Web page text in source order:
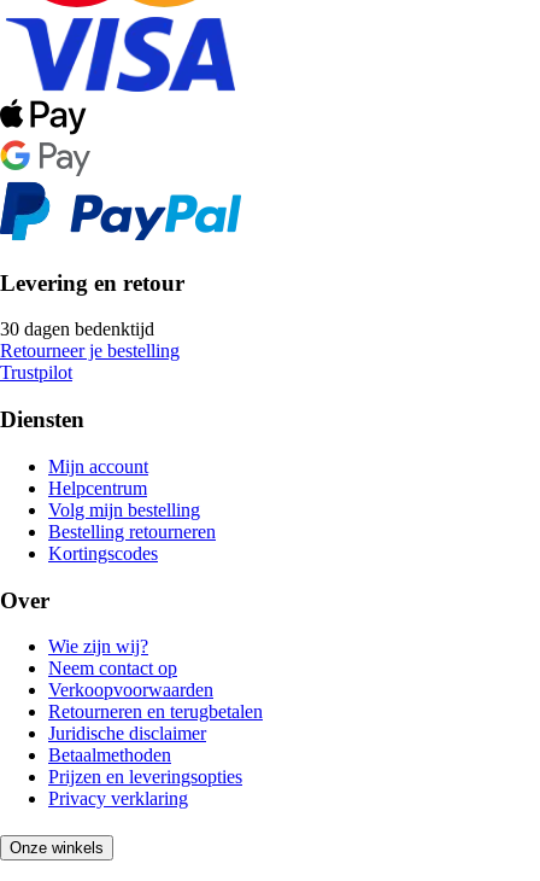
Levering en retour
30 dagen bedenktijd
Retourneer je bestelling
Trustpilot
Diensten
Mijn account
Helpcentrum
Volg mijn bestelling
Bestelling retourneren
Kortingscodes
Over
Wie zijn wij?
Neem contact op
Verkoopvoorwaarden
Retourneren en terugbetalen
Juridische disclaimer
Betaalmethoden
Prijzen en leveringsopties
Privacy verklaring
Onze winkels